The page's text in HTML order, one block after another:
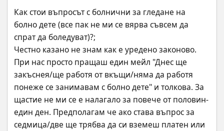
Как стои въпросът с болнични за гледане на
болно дете (все пак не ми се вярва съвсем да
спрат да боледуват)?;
Честно казано не знам как е уредено законово.
При нас просто пращаш един мейл "Днес ще
закъснея/ще работя от вкъщи/няма да работя
понеже се занимавам с болно дете" и толкова. За
щастие не ми се е налагало за повече от половин-
един ден. Предполагам че ако става въпрос за
седмица/две ще трябва да си вземеш платен или